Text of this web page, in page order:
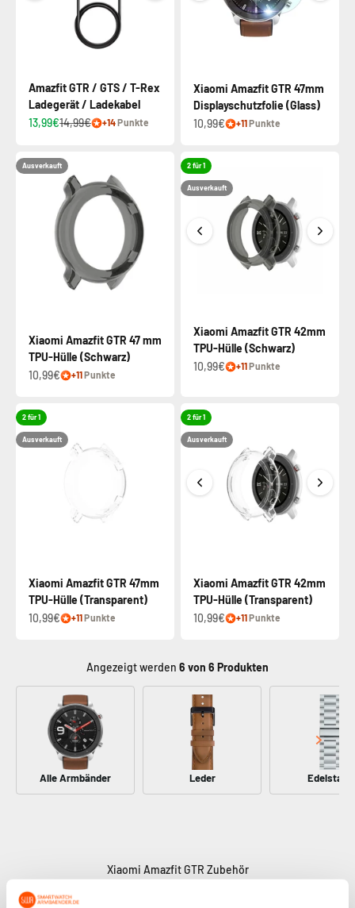
Amazfit GTR / GTS / T-Rex
Ladegerät / Ladekabel
13,99€14,99€ +14Punkte
Xiaomi Amazfit GTR 47mm
Displayschutzfolie (Glass)
10,99€
+11Punkte
Ausverkauft
Xiaomi Amazfit GTR 47 mm
TPU-Hülle (Schwarz)
10,99€
+11Punkte
2 für 1
Ausverkauft
Xiaomi Amazfit GTR 42mm
TPU-Hülle (Schwarz)
10,99€
+11Punkte
2 für 1
Ausverkauft
Xiaomi Amazfit GTR 47mm
TPU-Hülle (Transparent)
10,99€
+11Punkte
2 für 1
Ausverkauft
Xiaomi Amazfit GTR 42mm
TPU-Hülle (Transparent)
10,99€
+11Punkte
Angezeigt werden 6 von 6 Produkten
Alle Armbänder Leder Edelstahl